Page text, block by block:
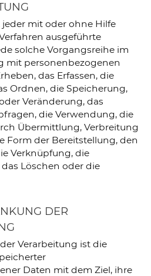
mit oder ohne Hilfe
ausgeführte
solche Vorgangsreihe im
mit personenbezogenen
das Erfassen, die
Ordnen, die Speicherung,
Veränderung, das
die Verwendung, die
Übermittlung, Verbreitung
Form der Bereitstellung, den
Verknüpfung, die
Löschen oder die
DER
Verarbeitung ist die
Daten mit dem Ziel, ihre